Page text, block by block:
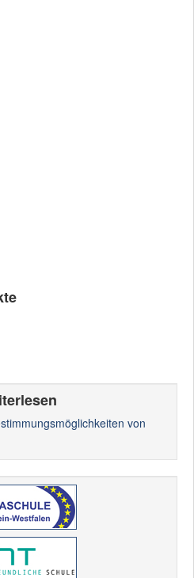
von